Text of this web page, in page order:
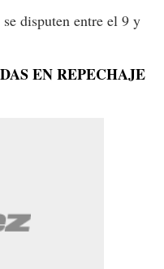
disputen entre el 9 y
EN REPECHAJE